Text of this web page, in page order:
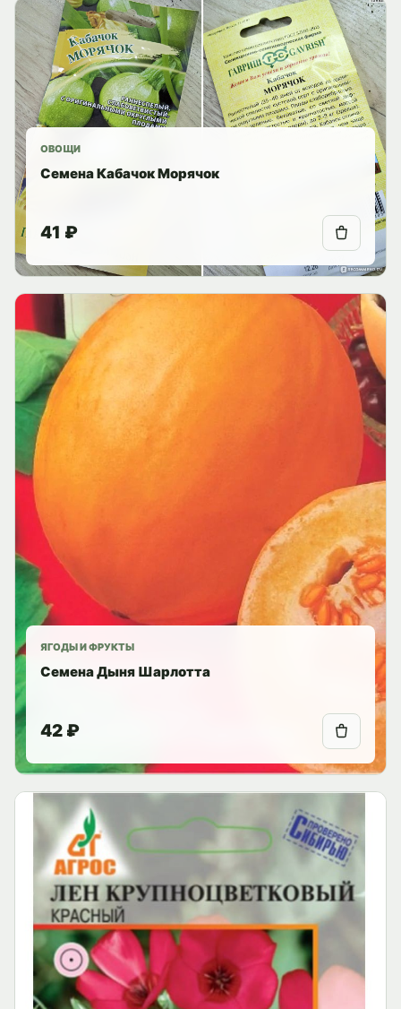
ОВОЩИ
Семена Кабачок Морячок
41 ₽
ЯГОДЫ И ФРУКТЫ
Семена Дыня Шарлотта
42 ₽